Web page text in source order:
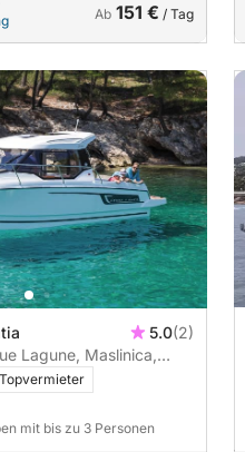
Ab 151 € / Tag
5.0(2)
Lagune, Maslinica,
Topvermieter
mit bis zu 3 Personen